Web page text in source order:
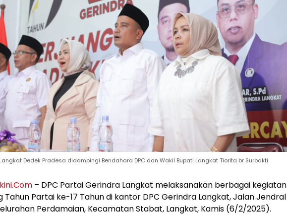
Dedek Pradesa didampingi Bendahara DPC dan Wakil Bupati Langkat Tiorita br Surbakti
– DPC Partai Gerindra Langkat melaksanakan berbagai kegiatan
Tahun Partai ke-17 Tahun di kantor DPC Gerindra Langkat, Jalan Jendral
Perdamaian, Kecamatan Stabat, Langkat, Kamis (6/2/2025).